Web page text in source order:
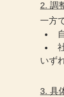
2. 調
一方
いず
3. 具